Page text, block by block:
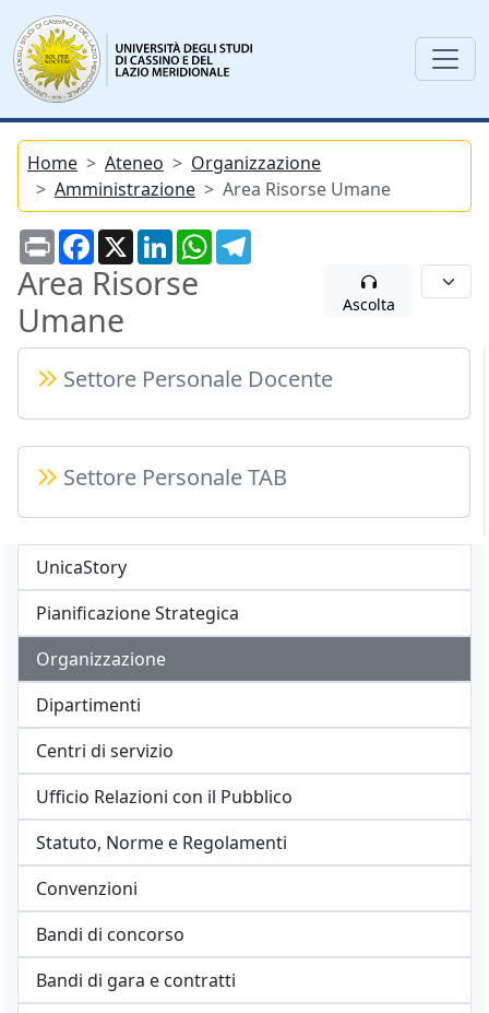
Home Ateneo
Organizzazione
Amministrazione
Area Risorse Umane
PrintFacebook
X LinkedInWhatsApp
Area Risorse
Umane
Ascolta
Settore Personale Docente
Settore Personale TAB
UnicaStory
Pianificazione Strategica
Organizzazione
Dipartimenti
Centri di servizio
Ufficio Relazioni con il Pubblico
Statuto, Norme e Regolamenti
Convenzioni
Bandi di concorso
Bandi di gara e contratti